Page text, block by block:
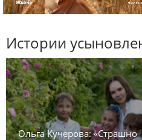
Истории
Ольга Кучерова: «Страшно